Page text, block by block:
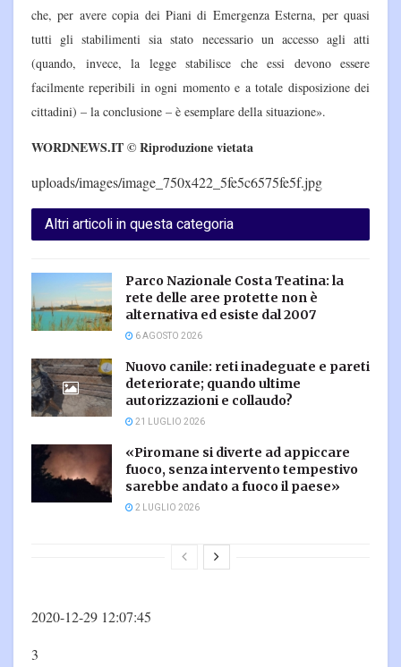
che, per avere copia dei Piani di Emergenza Esterna, per quasi
tutti gli stabilimenti sia stato necessario un accesso agli atti
(quando, invece, la legge stabilisce che essi devono essere
facilmente reperibili in ogni momento e a totale disposizione dei
cittadini) – la conclusione – è esemplare della situazione».
WORDNEWS.IT © Riproduzione vietata
uploads/images/image_750x422_5fe5c6575fe5f.jpg
Altri articoli in questa categoria
Parco Nazionale Costa Teatina: la
rete delle aree protette non è
alternativa ed esiste dal 2007
6 AGOSTO 2026
Nuovo canile: reti inadeguate e pareti
deteriorate; quando ultime
autorizzazioni e collaudo?
21 LUGLIO 2026
«Piromane si diverte ad appiccare
fuoco, senza intervento tempestivo
sarebbe andato a fuoco il paese»
2 LUGLIO 2026
2020-12-29 12:07:45
3